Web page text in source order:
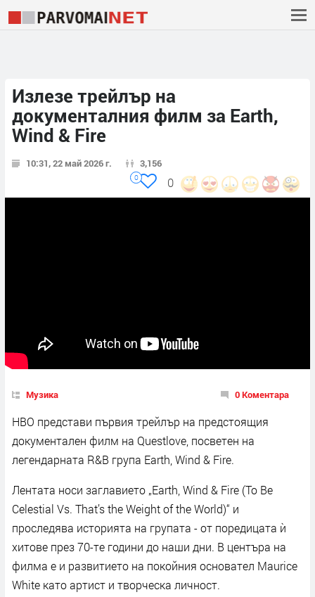
Излезе трейлър на
документалния филм за Earth,
Wind & Fire
10:31, 22 май 2026 г. 3,156
0
0
Музика 0 Коментара
HBO представи първия трейлър на предстоящия
документален филм на Questlove, посветен на
легендарната R&B група Earth, Wind & Fire.
Лентата носи заглавието „Earth, Wind & Fire (To Be
Celestial Vs. That’s the Weight of the World)“ и
проследява историята на групата - от поредицата ѝ
хитове през 70-те години до наши дни. В центъра на
филма е и развитието на покойния основател Maurice
White като артист и творческа личност.